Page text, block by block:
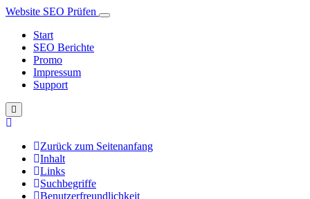
Website SEO Prüfen
Start
SEO Berichte
Promo
Impressum
Support
Zurück zum Seitenanfang
Inhalt
Links
Suchbegriffe
Benutzerfreundlichkeit